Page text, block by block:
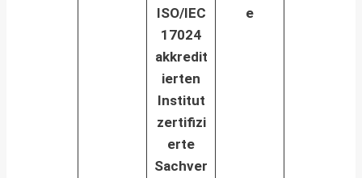
ISO/IEC
17024
akkredit
ierten
Institut
zertifizi
erte
Sachver
e